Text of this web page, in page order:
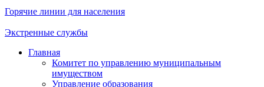
Горячие линии для населения
Экстренные службы
Главная
Комитет по управлению муниципальным
имуществом
Управление образования